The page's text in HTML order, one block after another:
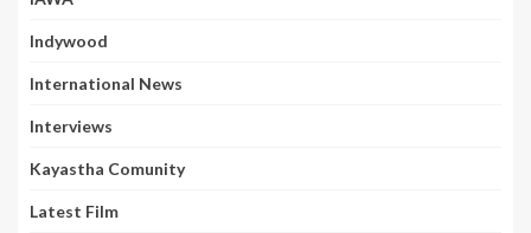
Indywood
International News
Interviews
Kayastha Comunity
Latest Film